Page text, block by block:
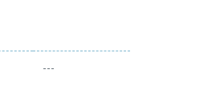
---